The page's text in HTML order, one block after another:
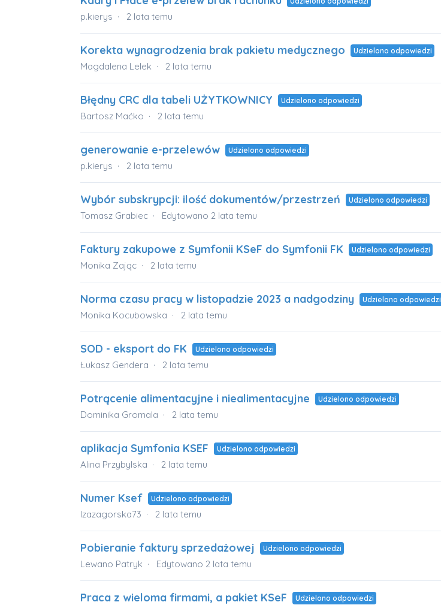
p.kierys 2 lata temu
Korekta wynagrodzenia brak pakietu medycznego Udzielono odpowiedzi
Magdalena Lelek 2 lata temu
Błędny CRC dla tabeli UŻYTKOWNICY Udzielono odpowiedzi
Bartosz Maćko 2 lata temu
generowanie e-przelewów Udzielono odpowiedzi
p.kierys 2 lata temu
Wybór subskrypcji: ilość dokumentów/przestrzeń Udzielono odpowiedzi
Tomasz Grabiec Edytowano 2 lata temu
Faktury zakupowe z Symfonii KSeF do Symfonii FK Udzielono odpowiedzi
Monika Zając 2 lata temu
Norma czasu pracy w listopadzie 2023 a nadgodziny Udzielono odpowiedzi
Monika Kocubowska 2 lata temu
SOD - eksport do FK Udzielono odpowiedzi
Łukasz Gendera 2 lata temu
Potrącenie alimentacyjne i niealimentacyjne Udzielono odpowiedzi
Dominika Gromala 2 lata temu
aplikacja Symfonia KSEF Udzielono odpowiedzi
Alina Przybylska 2 lata temu
Numer Ksef Udzielono odpowiedzi
Izazagorska73 2 lata temu
Pobieranie faktury sprzedażowej Udzielono odpowiedzi
Lewano Patryk Edytowano 2 lata temu
Praca z wieloma firmami, a pakiet KSeF Udzielono odpowiedzi